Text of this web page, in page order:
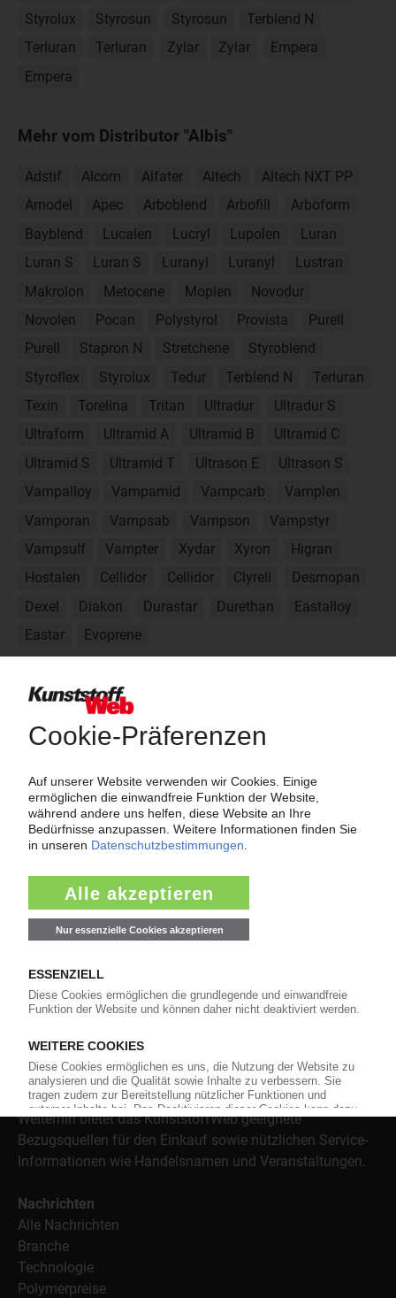
Styrolux
Styrosun Styrosun
Terblend N
Terluran
Terluran Zylar Zylar
Empera
Empera
Mehr vom Distributor "Albis"
Adstif Alcom Alfater Altech
Altech NXT PP
Amodel
Apec Arboblend Arbofill
Arboform
Bayblend
Lucalen Lucryl Lupolen
Luran
Luran S
Luran S Luranyl Luranyl
Lustran
Makrolon
Metocene Moplen
Novodur
Novolen
Pocan Polystyrol Provista
Purell
Purell
Stapron N Stretchene
Styroblend
Styroflex
Styrolux Tedur Terblend N
Terluran
Texin
Torelina Tritan Ultradur
Ultradur S
Ultraform
Ultramid A Ultramid B
Ultramid C
Ultramid S
Ultramid T Ultrason E
Ultrason S
Vampalloy
Vampamid Vampcarb
Vamplen
Vamporan
Vampsab Vampson
Vampstyr
Vampsulf
Vampter Xydar Xyron
Higran
Hostalen
Cellidor Cellidor Clyrell
Desmopan
Dexel
Diakon Durastar Durethan
Eastalloy
Eastar
Evoprene
Weitere Handelsnamen zu MABS
Polylac Polylux Tranex
Über das KunststoffWeb
versorgt das KunststoffWeb bereits seit 1996 die Fach-
und Führungskräfte der Branche mit täglichen
Nachrichten rund um das Thema "Kunststoffe". Im Fokus
Kunststoffe sowie Märkte, Unternehmen, Produkte,
Material, Anwendungen und Verpackungen.
Weiterhin bietet das KunststoffWeb geeignete
Bezugsquellen für den Einkauf sowie nützlichen Service-
Informationen wie Handelsnamen und Veranstaltungen.
Nachrichten
Alle Nachrichten
Branche
Technologie
Polymerpreise